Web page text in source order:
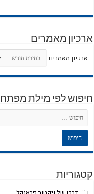
ארכיון מאמרים
ארכיון מאמרים
חיפוש לפי מילת מפתח
קטגוריות